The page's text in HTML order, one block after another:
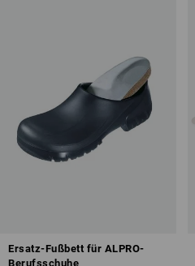
Ersatz-Fußbett für ALPRO-
Berufsschuhe